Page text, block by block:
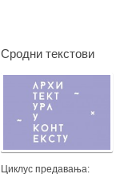
Сродни текстови
Циклус предавања: